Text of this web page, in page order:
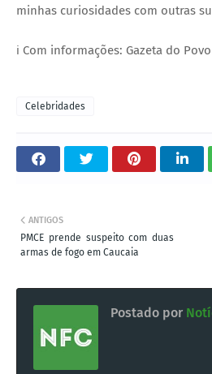
minhas curiosidades com outras
ℹ️ Com informações: Gazeta do Povo
Celebridades
ANTIGOS
PMCE prende suspeito com duas
armas de fogo em Caucaia
Postado por